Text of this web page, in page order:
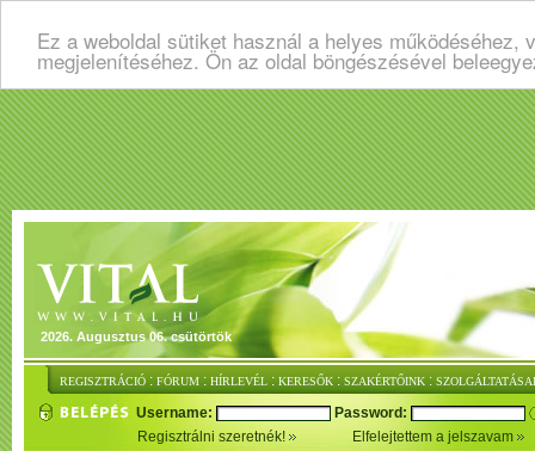
Ez a weboldal sütiket használ a helyes
megjelenítéséhez. Ön az oldal böngészésével
2026. Augusztus 06. csütörtök
REGISZTRÁCIÓ : FÓRUM : HÍRLEVÉL : KERESŐK : SZAKÉRTŐINK :
Username:
Password:
Regisztrálni szeretnék!
Elfelejtettem a jelszavam